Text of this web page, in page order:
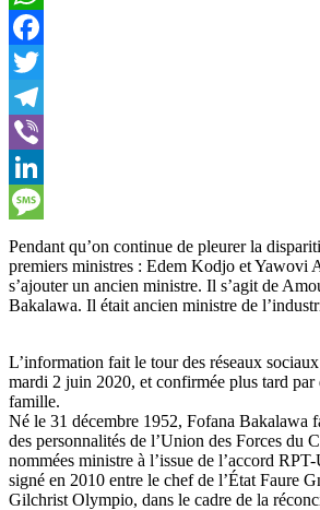
WhatsApp
Facebook
Twitter
Telegram
Viber
LinkedIn
Message
Pendant qu’on continue de pleurer la
premiers ministres : Edem Kodjo et Yawovi
s’ajouter un ancien ministre. Il s’agit de
Bakalawa. Il était ancien ministre de
L’information fait le tour des réseaux
mardi 2 juin 2020, et confirmée plus tard par
famille.
Né le 31 décembre 1952, Fofana Bakalawa
des personnalités de l’Union des Forces du
nommées ministre à l’issue de l’accord
signé en 2010 entre le chef de l’État Faure
Gilchrist Olympio, dans le cadre de la